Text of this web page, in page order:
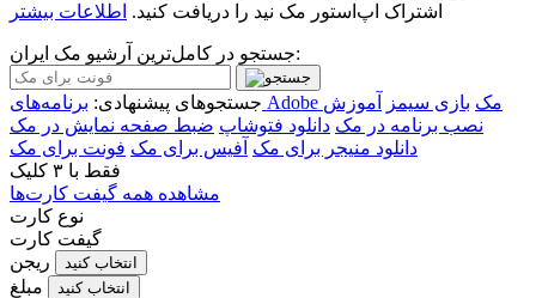
اشتراک اپ‌استور مک نید را دریافت کنید. اطلاعات بیشتر
جستجو در کامل‌ترین آرشیو مک ایران:
جستجوهای پیشنهادی: برنامه‌های Adobe مک بازی سیمز
آموزش
نصب برنامه در مک دانلود فتوشاپ ضبط صفحه نمایش در مک
دانلود منیجر برای مک آفیس برای مک فونت برای مک
فقط با ۳ کلیک
مشاهده همه گیفت کارت‌ها
نوع کارت
گیفت کارت
ریجن
انتخاب کنید
مبلغ انتخاب کنید